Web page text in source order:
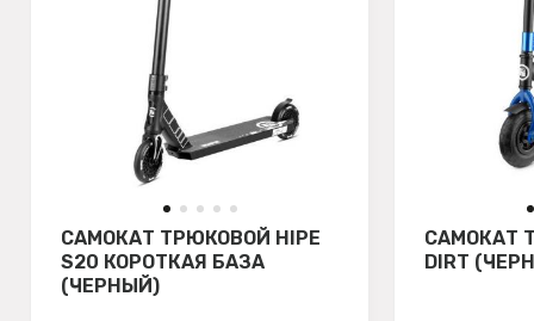
САМОКАТ ТРЮКОВОЙ HIPE
S20 КОРОТКАЯ БАЗА
(ЧЕРНЫЙ)
САМОКАТ
DIRT